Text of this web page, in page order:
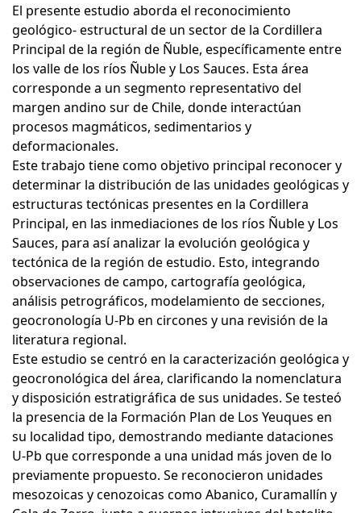
El presente estudio aborda el reconocimiento
geológico- estructural de un sector de la Cordillera
Principal de la región de Ñuble, específicamente entre
los valle de los ríos Ñuble y Los Sauces. Esta área
corresponde a un segmento representativo del
margen andino sur de Chile, donde interactúan
procesos magmáticos, sedimentarios y
deformacionales.
Este trabajo tiene como objetivo principal reconocer y
determinar la distribución de las unidades geológicas y
estructuras tectónicas presentes en la Cordillera
Principal, en las inmediaciones de los ríos Ñuble y Los
Sauces, para así analizar la evolución geológica y
tectónica de la región de estudio. Esto, integrando
observaciones de campo, cartografía geológica,
análisis petrográficos, modelamiento de secciones,
geocronología U-Pb en circones y una revisión de la
literatura regional.
Este estudio se centró en la caracterización geológica y
geocronológica del área, clarificando la nomenclatura
y disposición estratigráfica de sus unidades. Se testeó
la presencia de la Formación Plan de Los Yeuques en
su localidad tipo, demostrando mediante dataciones
U-Pb que corresponde a una unidad más joven de lo
previamente propuesto. Se reconocieron unidades
mesozoicas y cenozoicas como Abanico, Curamallín y